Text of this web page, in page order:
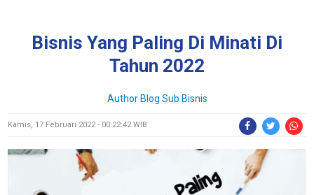
Bisnis Yang Paling Di Minati Di
Tahun 2022
Author Blog Sub Bisnis
Kamis, 17 Februari 2022 - 00:22:42 WIB